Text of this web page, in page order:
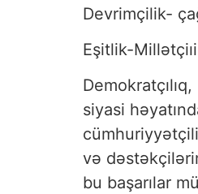
Devrimçilik-
Eşitlik-
siyasi
və
bu başarılar